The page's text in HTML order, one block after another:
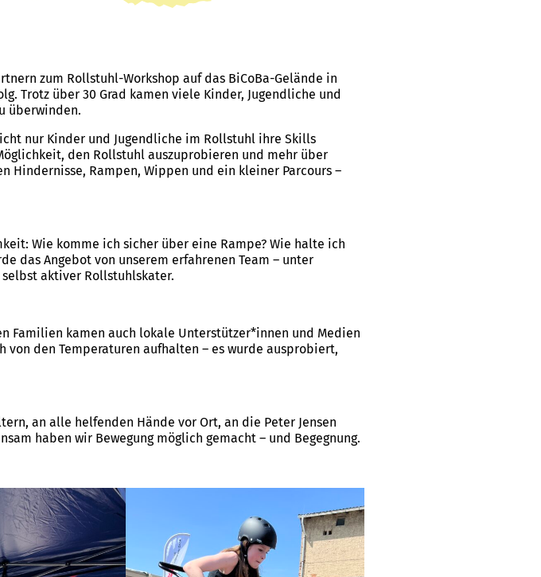
zum Rollstuhl-Workshop auf das BiCoBa-Gelände in
Trotz über 30 Grad kamen viele Kinder, Jugendliche und
überwinden.
nur Kinder und Jugendliche im Rollstuhl ihre Skills
den Rollstuhl auszuprobieren und mehr über
Rampen, Wippen und ein kleiner Parcours –
Wie komme ich sicher über eine Rampe? Wie halte ich
das Angebot von unserem erfahrenen Team – unter
selbst aktiver Rollstuhlskater.
Familien kamen auch lokale Unterstützer*innen und Medien
den Temperaturen aufhalten – es wurde ausprobiert,
an alle helfenden Hände vor Ort, an die Peter Jensen
haben wir Bewegung möglich gemacht – und Begegnung.